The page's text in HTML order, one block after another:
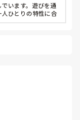
います。遊びを通
ひとりの特性に合